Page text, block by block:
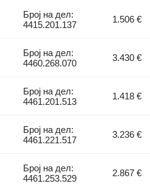
Број на дел:
4415.201.137
1.506 €
Број на дел:
4460.268.070
3.430 €
Број на дел:
4461.201.513
1.418 €
Број на дел:
4461.221.517
3.236 €
Број на дел:
4461.253.529
2.867 €